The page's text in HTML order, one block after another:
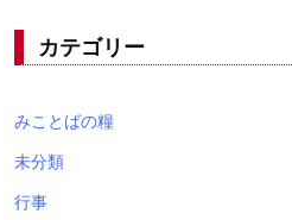
カテゴリー
みことばの糧
未分類
行事